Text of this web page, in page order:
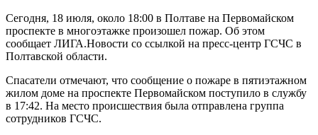
Сегодня, 18 июля, около 18:00 в Полтаве на Первомайском
проспекте в многоэтажке произошел пожар. Об этом
сообщает ЛИГА.Новости со ссылкой на пресс-центр ГСЧС в
Полтавской области.
Спасатели отмечают, что сообщение о пожаре в пятиэтажном
жилом доме на проспекте Первомайском поступило в службу
в 17:42. На место происшествия была отправлена группа
сотрудников ГСЧС.